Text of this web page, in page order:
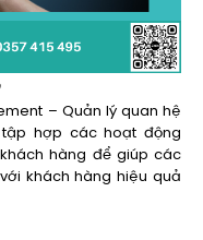
– Quản lý quan hệ
hợp các hoạt động
hàng để giúp các
khách hàng hiệu quả